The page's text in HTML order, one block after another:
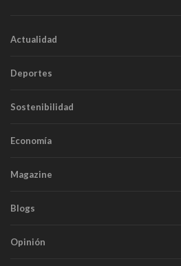
Actualidad
Deportes
Sostenibilidad
Economía
Magazine
Blogs
Opinión